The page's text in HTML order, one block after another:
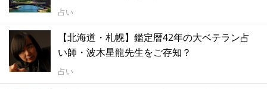
占い
【北海道・札幌】鑑定暦42年の大ベテラン占
い師・波木星龍先生をご存知？
占い